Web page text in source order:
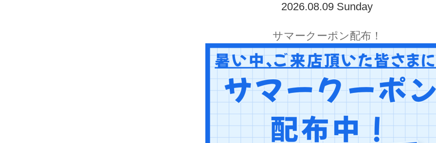
2026.08.09 Sunday
サマークーポン配布！